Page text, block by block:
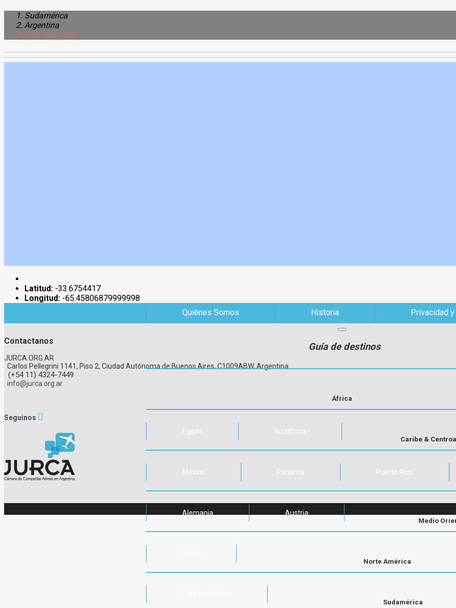
Sudamérica
Argentina
Villa Mercedes
Latitud: -33.6754417
Longitud: -65.45806879999998
Quiénes Somos
Historia Privacidad
Guía de destinos
África
Egipto Sudáfrica
Caribe &
México Panamá Puerto Rico
Alemania Austria
Medio
Norte América
Sudamérica
Contactanos
JURCA.ORG.AR
Carlos Pellegrini 1141, Piso 2, Ciudad Autónoma de Buenos Aires, C1009ABW, Argentina
(+54 11) 4324-7449
info@jurca.org.ar
Seguinos